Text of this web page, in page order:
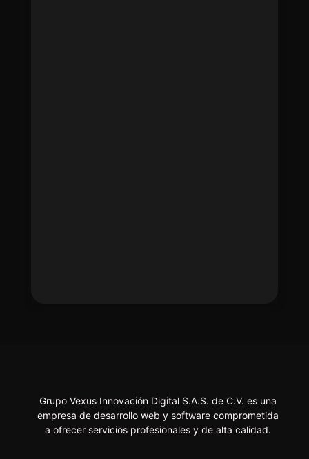
Grupo Vexus Innovación Digital S.A.S. de C.V. es una
empresa de desarrollo web y software comprometida
a ofrecer servicios profesionales y de alta calidad.